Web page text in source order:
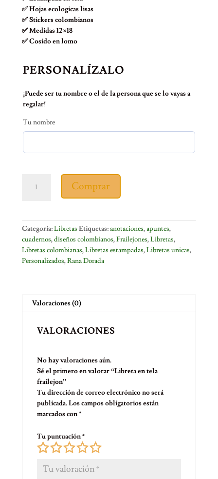
✅ Hojas ecologicas lisas
✅ Stickers colombianos
✅ Medidas 12×18
✅ Cosido en lomo
PERSONALÍZALO
¡Puede ser tu nombre o el de la persona que se lo vayas a
regalar!
Tu nombre
cantidad
Comprar
Categoría:Libretas Etiquetas:anotaciones,apuntes,
cuadernos,diseños colombianos,Frailejones,Libretas,
Libretas colombianas,Libretas estampadas,Libretas unicas,
Personalizados,Rana Dorada
Valoraciones (0)
VALORACIONES
No hay valoraciones aún.
Sé el primero en valorar “Libreta en tela
frailejon”
Tu dirección de correo electrónico no será
publicada.Los campos obligatorios están
marcados con*
Tu puntuación*